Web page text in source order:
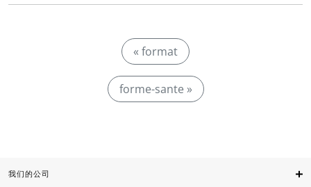
« format
forme-sante »
我们的公司